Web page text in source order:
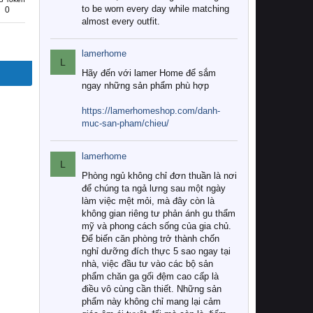
0
to be worn every day while matching
almost every outfit.
L
lamerhome
Hãy đến với lamer Home để sắm
ngay những sản phẩm phù hợp
https://lamerhomeshop.com/danh-
muc-san-pham/chieu/
L
lamerhome
Phòng ngủ không chỉ đơn thuần là nơi
để chúng ta ngả lưng sau một ngày
làm việc mệt mỏi, mà đây còn là
không gian riêng tư phản ánh gu thẩm
mỹ và phong cách sống của gia chủ.
Để biến căn phòng trở thành chốn
nghỉ dưỡng đích thực 5 sao ngay tại
nhà, việc đầu tư vào các bộ sản
phẩm chăn ga gối đệm cao cấp là
điều vô cùng cần thiết. Những sản
phẩm này không chỉ mang lại cảm